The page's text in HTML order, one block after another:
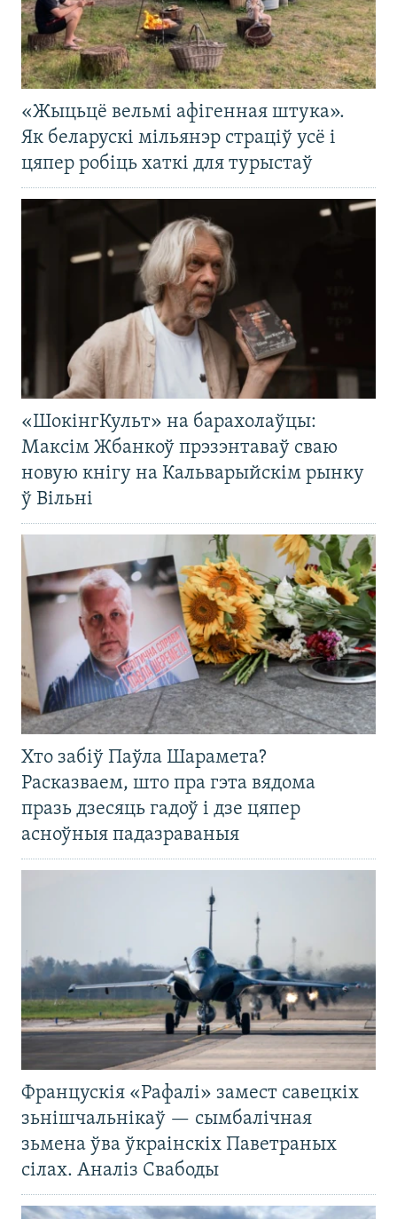
«Жыцьцё вельмі афігенная штука».
Як беларускі мільянэр страціў усё і
цяпер робіць хаткі для турыстаў
«ШокінгКульт» на барахолаўцы:
Максім Жбанкоў прэзэнтаваў сваю
новую кнігу на Кальварыйскім рынку
ў Вільні
Хто забіў Паўла Шарамета?
Расказваем, што пра гэта вядома
празь дзесяць гадоў і дзе цяпер
асноўныя падазраваныя
Францускія «Рафалі» замест савецкіх
зьнішчальнікаў — сымбалічная
зьмена ўва ўкраінскіх Паветраных
сілах. Аналіз Свабоды